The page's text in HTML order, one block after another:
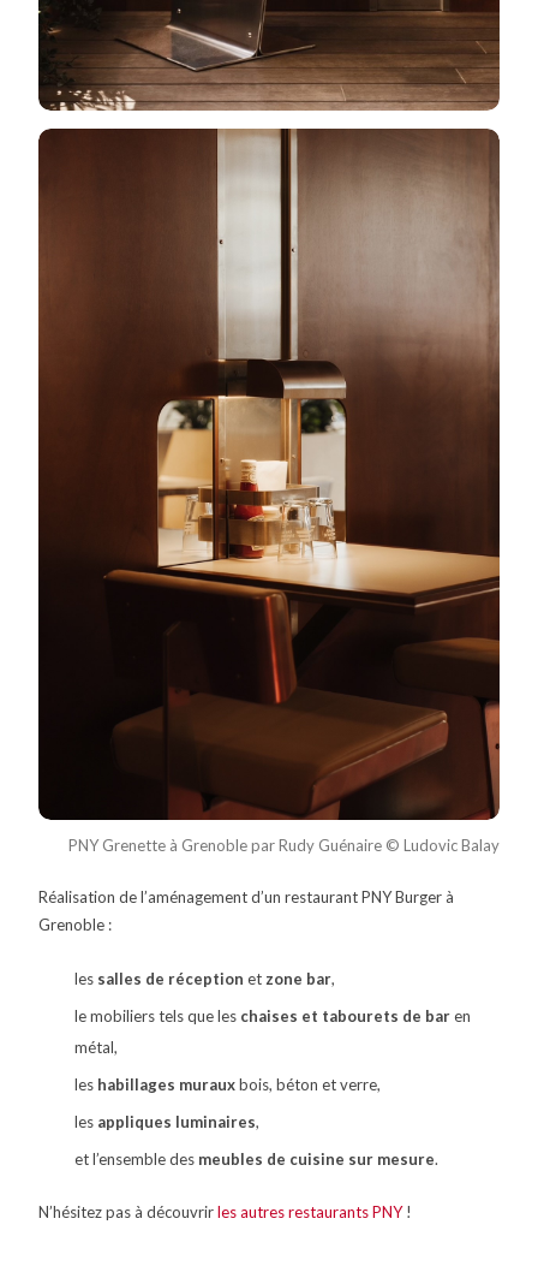
PNY Grenette à Grenoble par Rudy Guénaire © Ludovic Balay
Réalisation de l’aménagement d’un restaurant PNY Burger à
Grenoble :
les salles de réception et zone bar,
le mobiliers tels que les chaises et tabourets de baren
métal,
les habillages murauxbois, béton et verre,
les appliques luminaires,
et l’ensemble des meubles de cuisine sur mesure.
N’hésitez pas à découvrirles autres restaurants PNY!